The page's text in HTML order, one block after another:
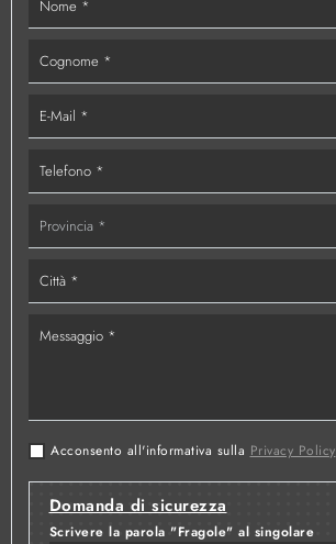
Acconsento all'informativa sulla Privacy Policy
Domanda di sicurezza
Scrivere la parola "Fragole" al singolare